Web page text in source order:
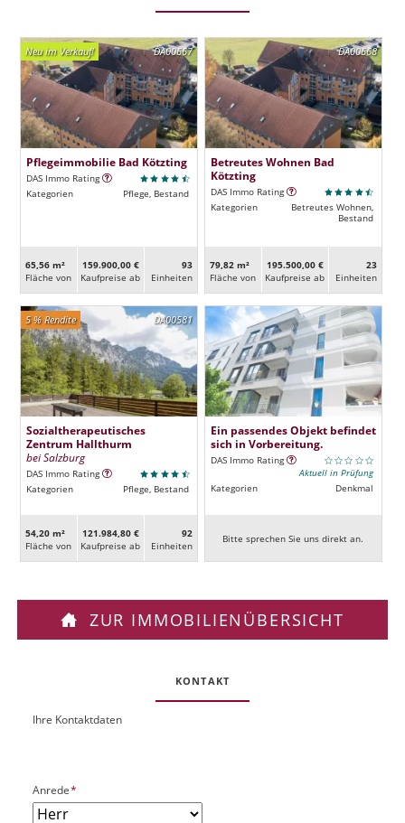
DA00667
Neu im Verkauf!
Pflegeimmobilie Bad Kötzting
DAS Immo Rating
Kategorien
Pflege, Bestand
65,56 m²
Fläche von
159.900,00 €
Kaufpreise ab
93
Ein­heiten
DA00668
Betreutes Wohnen Bad
Kötzting
DAS Immo Rating
Kategorien
Betreutes Wohnen,
Bestand
79,82 m²
Fläche von
195.500,00 €
Kaufpreise ab
23
Ein­heiten
DA00581
5 % Rendite
Sozialtherapeutisches
Zentrum Hallthurm
bei Salzburg
DAS Immo Rating
Kategorien
Pflege, Bestand
54,20 m²
Fläche von
121.984,80 €
Kaufpreise ab
92
Ein­heiten
Ein passendes Objekt befindet
sich in Vorbereitung.
DAS Immo Rating
Aktuell in Prüfung
Kategorien
Denkmal
Bitte sprechen Sie uns direkt an.
ZUR IMMOBILIENÜBERSICHT
KONTAKT
O
k
UIhre Kontaktdaten
P
f
Anrede*